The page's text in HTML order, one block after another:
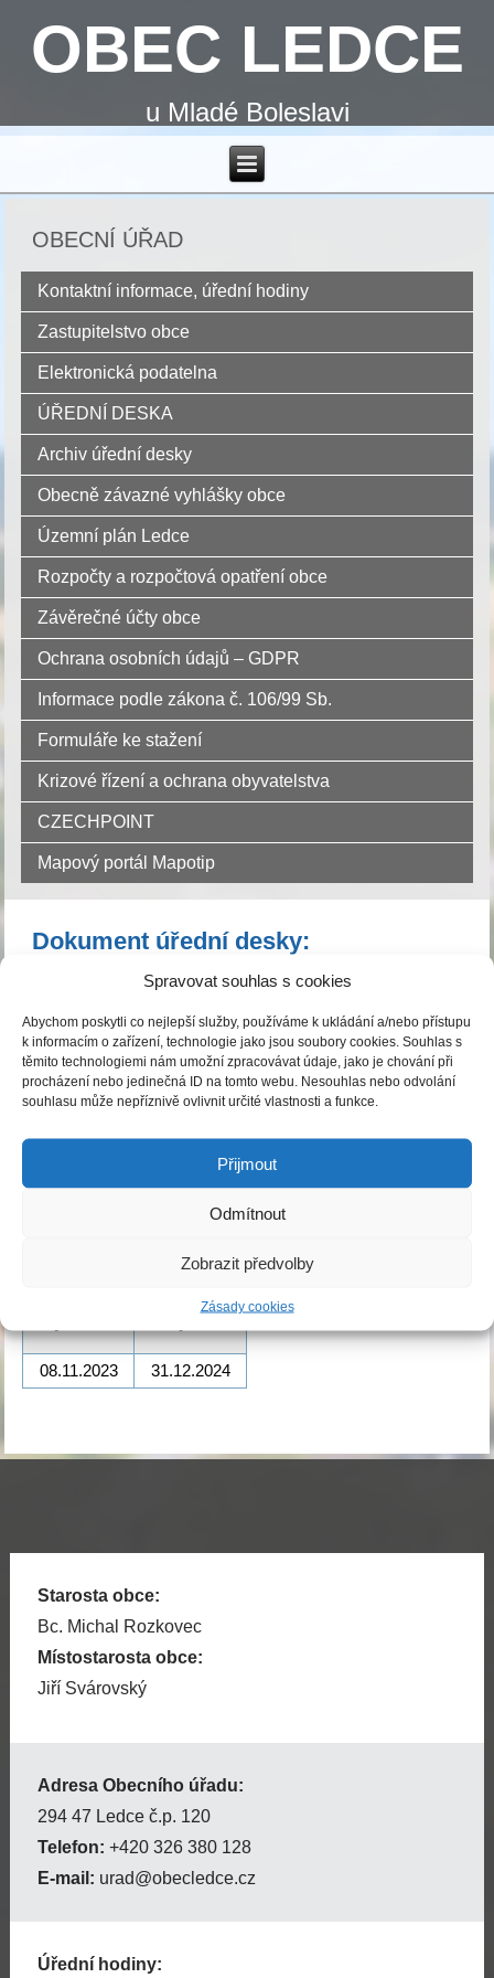
Spravovat souhlas s cookies
Abychom poskytli co nejlepší služby, používáme k ukládání a/nebo přístupu
k informacím o zařízení, technologie jako jsou soubory cookies. Souhlas s
těmito technologiemi nám umožní zpracovávat údaje, jako je chování při
procházení nebo jedinečná ID na tomto webu. Nesouhlas nebo odvolání
souhlasu může nepříznivě ovlivnit určité vlastnosti a funkce.
Přijmout
Odmítnout
Zobrazit předvolby
Zásady cookies
OBEC LEDCE
u Mladé Boleslavi
OBECNÍ ÚŘAD
Kontaktní informace, úřední hodiny
Zastupitelstvo obce
Elektronická podatelna
ÚŘEDNÍ DESKA
Archiv úřední desky
Obecně závazné vyhlášky obce
Územní plán Ledce
Rozpočty a rozpočtová opatření obce
Závěrečné účty obce
Ochrana osobních údajů – GDPR
Informace podle zákona č. 106/99 Sb.
Formuláře ke stažení
Krizové řízení a ochrana obyvatelstva
CZECHPOINT
Mapový portál Mapotip
Dokument úřední desky:
Obecně závazná vyhláška obce Ledce
č. 1/2023 o místním poplatku za obecní
systém odpadového hospodářství
Publikováno 08.11.2023| Autor: Obecní úřad Ledce
OZV 1-2023 mistni poplatek za obecni system
odpadoveho hospodarstvi
08.11.2023 31.12.2024
Starosta obce:
Bc. Michal Rozkovec
Místostarosta obce:
Jiří Svárovský
Adresa Obecního úřadu:
294 47 Ledce č.p. 120
Telefon: +420 326 380 128
E-mail: urad@obecledce.cz
Úřední hodiny: